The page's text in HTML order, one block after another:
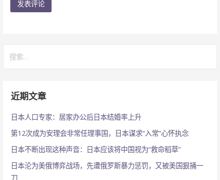
索：
近期文章
日本人口专家：居家办公后日本结婚率上升
第12次成为安理会非常任理事国，日本谋求“入常”心怀执念
日本不断出现这种声音：日本应该将中国视为“救命稻草”
日本沦为美俄博弈战场，先遭俄罗斯暴力惩罚，又被美国狠捅一
刀